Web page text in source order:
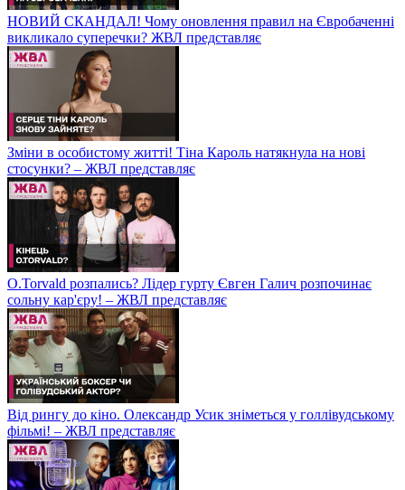
НОВИЙ СКАНДАЛ! Чому оновлення правил на Євробаченні
викликало суперечки? ЖВЛ представляє
Зміни в особистому житті! Тіна Кароль натякнула на нові
стосунки? – ЖВЛ представляє
O.Torvald розпались? Лідер гурту Євген Галич розпочинає
сольну кар'єру! – ЖВЛ представляє
Від рингу до кіно. Олександр Усик зніметься у голлівудському
фільмі! – ЖВЛ представляє